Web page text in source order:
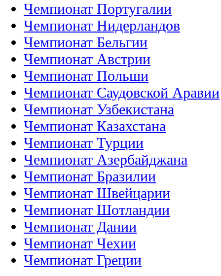
Чемпионат Португалии
Чемпионат Нидерландов
Чемпионат Бельгии
Чемпионат Австрии
Чемпионат Польши
Чемпионат Саудовской Аравии
Чемпионат Узбекистана
Чемпионат Казахстана
Чемпионат Турции
Чемпионат Азербайджана
Чемпионат Бразилии
Чемпионат Швейцарии
Чемпионат Шотландии
Чемпионат Дании
Чемпионат Чехии
Чемпионат Греции